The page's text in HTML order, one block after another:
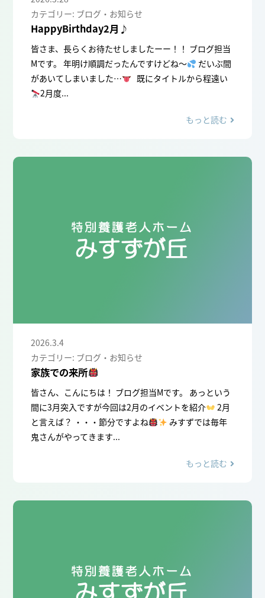
HappyBirthday2月♪
皆さま、長らくお待たせしましたーー！！ ブログ担当
Mです。 年明け順調だったんですけどね～
だいぶ間
があいてしまいました…
既にタイトルから程遠い
2月度...
カテゴリー: ブログ・お知らせ
もっと読む
家族での来所
皆さん、こんにちは！ ブログ担当Mです。 あっという
間に3月突入ですが今回は2月のイベントを紹介
2月
と言えば？ ・・・節分ですよね
みすずでは毎年
鬼さんがやってきます...
2026.3.4
カテゴリー: ブログ・お知らせ
もっと読む